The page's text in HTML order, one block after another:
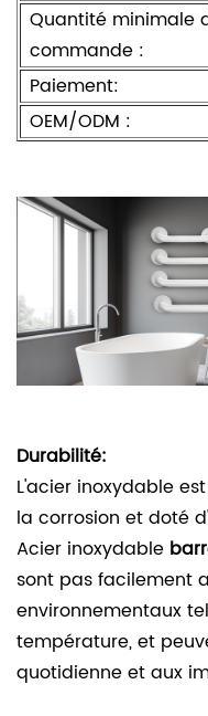
Quantité minimale
commande :
Paiement:
OEM/ODM :
Durabilité:
L'acier inoxydable
la corrosion et doté
Acier inoxydable
sont pas facilement
environnementaux
température, et
quotidienne et aux